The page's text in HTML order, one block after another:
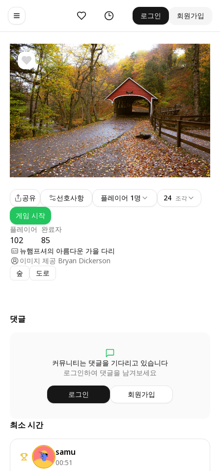
Toggle navigation menu
좋아요 기록 로그인 회원가입
플레이어
102
완료자
85
공유 선호사항 플레이어 1명 24 조각
게임 시작
뉴햄프셔의 아름다운 가을 다리
이미지 제공 Bryan Dickerson
숲
도로
댓글
커뮤니티는 댓글을 기다리고 있습니다
로그인하여 댓글을 남겨보세요
로그인 회원가입
최소 시간
samu
00:51